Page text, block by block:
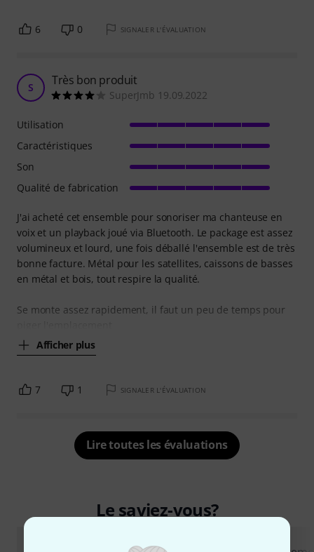
6 0 SIGNALER L'ÉVALUATION
S Très bon produit
SuperJmb 19.09.2022
J'ai acheté cet ensemble pour sonoriser ma chanteuse en
voix et un playback joué via Bluetooth. Le package est assez
volumineux et lourd, une fois déballé l'ensemble est de très
bonne facture. Métal pour les satellites, caissons de basses
en métal et bois, tout respire la qualité.
Se monte assez rapidement, il faut un peu de temps pour
Afficher plus
Utilisation
Caractéristiques
Son
Qualité de fabrication
7 1 SIGNALER L'ÉVALUATION
Lire toutes les évaluations
Le saviez-vous?